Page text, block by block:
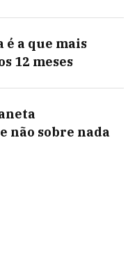
é a que mais
12 meses
não sobre nada